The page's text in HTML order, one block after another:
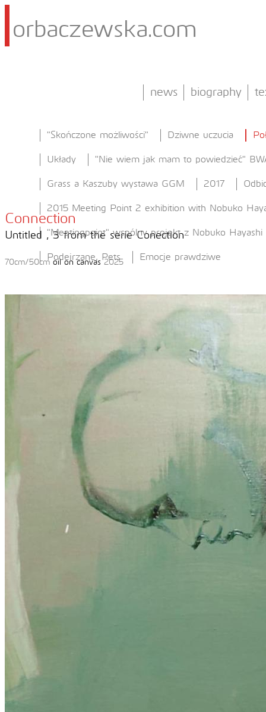
orbaczewska.com
news biography
"Skończone możliwości" Dziwne uczucia
Układy "Nie wiem jak mam to powiedzieć"
Grass a Kaszuby wystawa GGM 2017
2015 Meeting Point 2 exhibition with Nobuko
"Meetingpoint" wspólny projekt z Nobuko Hayashi
Podejrzane, Pets Emocje prawdziwe
Connection
Untitled , 3 from the serie Conection
70cm/50cm oil on canvas2025